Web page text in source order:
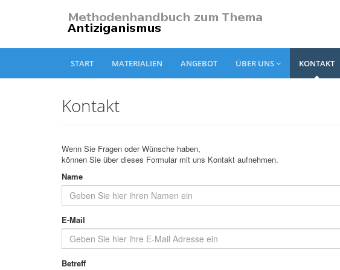
START MATERIALIEN ANGEBOT ÜBER UNS KONTAKT
Kontakt
Wenn Sie Fragen oder Wünsche haben,
können Sie über dieses Formular mit uns Kontakt aufnehmen.
Name
E-Mail
Betreff